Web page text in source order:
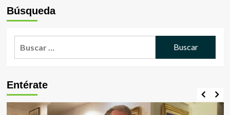
Búsqueda
Entérate